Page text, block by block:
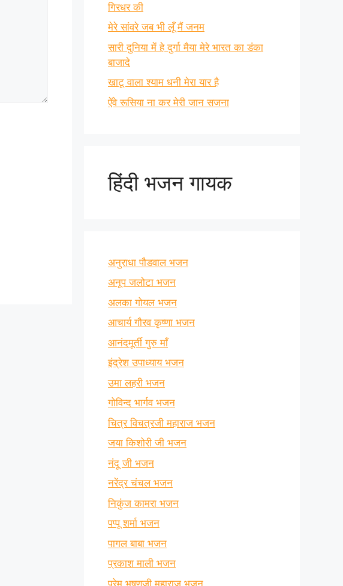
गिरधर की
मेरे सांवरे जब भी लूँ मैं जनम
सारी दुनिया में हे दुर्गा मैया मेरे भारत का डंका
बाजादे
खाटू वाला श्याम धनी मेरा यार है
ऐंवे रूसिया ना कर मेरी जान सजना
हिंदी भजन गायक
अनुराधा पौडवाल भजन
अनूप जलोटा भजन
अलका गोयल भजन
आचार्य गौरव कृष्णा भजन
आनंदमूर्ती गुरु माँ
इंद्रेश उपाध्याय भजन
उमा लहरी भजन
गोविन्द भार्गव भजन
चित्र विचत्रजी महाराज भजन
जया किशोरी जी भजन
नंदू जी भजन
नरेंद्र चंचल भजन
निकुंज कामरा भजन
पप्पू शर्मा भजन
पागल बाबा भजन
प्रकाश माली भजन
प्रेम भूषणजी महाराज भजन